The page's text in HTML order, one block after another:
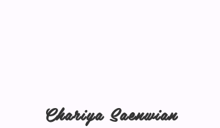
Chariya Saenwian